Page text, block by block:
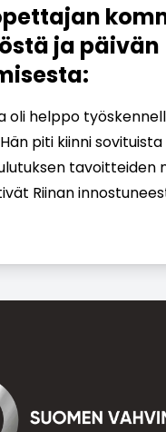
ja päivän
oli helppo
piti kiinni
tavoitteiden
Riinan